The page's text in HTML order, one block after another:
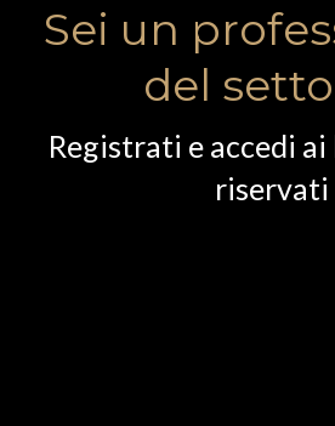
Sei un
del
Registrati e accedi
riservati